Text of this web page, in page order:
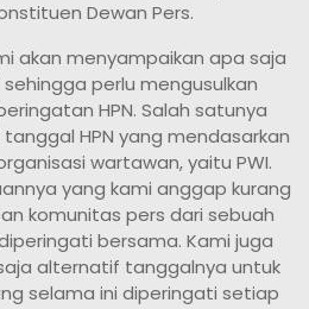
Dewan Pers.
akan menyampaikan apa saja
perlu mengusulkan
HPN. Salah satunya
HPN yang mendasarkan
wartawan, yaitu PWI.
yang kami anggap kurang
komunitas pers dari sebuah
bersama. Kami juga
alternatif tanggalnya untuk
selama ini diperingati setiap